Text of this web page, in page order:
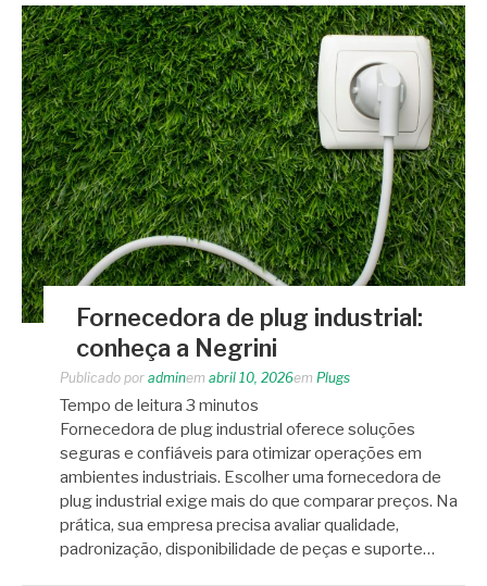
Fornecedora de plug industrial:
conheça a Negrini
Publicado por adminem abril 10, 2026em Plugs
Tempo de leitura 3 minutos
Fornecedora de plug industrial oferece soluções
seguras e confiáveis para otimizar operações em
ambientes industriais. Escolher uma fornecedora de
plug industrial exige mais do que comparar preços. Na
prática, sua empresa precisa avaliar qualidade,
padronização, disponibilidade de peças e suporte…